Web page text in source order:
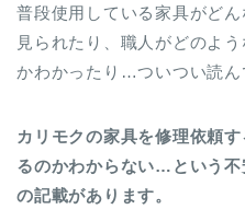
普段使用している家具がど
見られたり、職人がどのよ
かわかったり…ついつい読ん
カリモクの家具を修理依頼
るのかわからない…という
の記載があります。